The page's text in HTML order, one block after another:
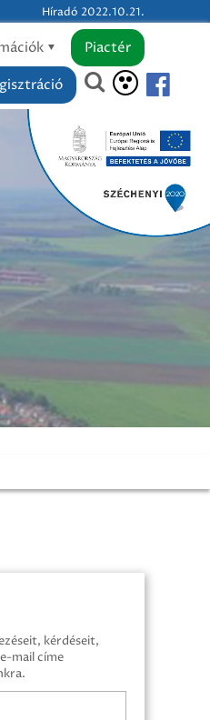
Híradó 2022.10.21.
Piactér
kérdéseit,
mail címe